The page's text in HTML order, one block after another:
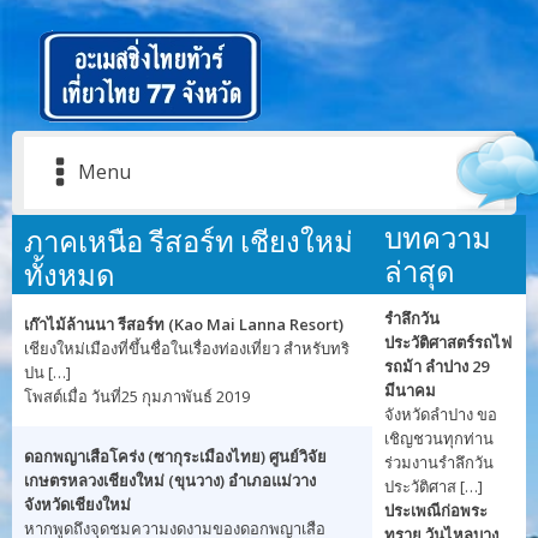
Menu
ภาคเหนือ รีสอร์ท เชียงใหม่
ทั้งหมด
เก๊าไม้ล้านนา รีสอร์ท (Kao Mai Lanna Resort)
เชียงใหม่เมืองที่ขึ้นชื่อในเรื่องท่องเที่ยว สำหรับทริ
ปน […]
โพสต์เมื่อ วันที่25 กุมภาพันธ์ 2019
ดอกพญาเสือโคร่ง (ซากุระเมืองไทย) ศูนย์วิจัย
เกษตรหลวงเชียงใหม่ (ขุนวาง) อำเภอแม่วาง
จังหวัดเชียงใหม่
หากพูดถึงจุดชมความงดงามของดอกพญาเสือ
บทความ
ล่าสุด
รำลึกวัน
ประวัติศาสตร์รถไฟ
รถม้า ลำปาง 29
มีนาคม
จังหวัดลำปาง ขอ
เชิญชวนทุกท่าน
ร่วมงานรำลึกวัน
ประวัติศาส […]
ประเพณีก่อพระ